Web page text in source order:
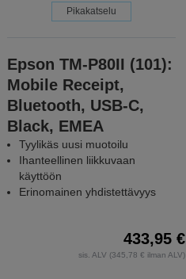
Pikakatselu
Epson TM-P80II (101):
Mobile Receipt,
Bluetooth, USB-C,
Black, EMEA
Tyylikäs uusi muotoilu
Ihanteellinen liikkuvaan
käyttöön
Erinomainen yhdistettävyys
433,95 €
sis. ALV (345,78 € ilman ALV)